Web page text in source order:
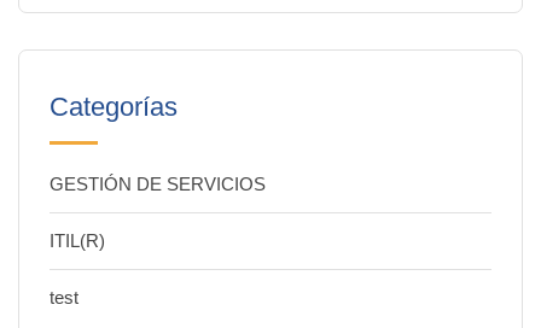
Categorías
GESTIÓN DE SERVICIOS
ITIL(R)
test